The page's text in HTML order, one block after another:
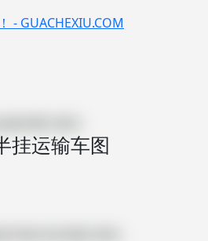
- GUACHEXIU.COM
挂运输车图